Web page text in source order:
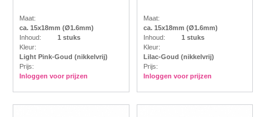
Maat:
ca. 15x18mm (Ø1.6mm)
Inhoud:
1 stuks
Kleur:
Light Pink-Goud (nikkelvrij)
Prijs:
Inloggen voor prijzen
Maat:
ca. 15x18mm (Ø1.6mm)
Inhoud:
1 stuks
Kleur:
Lilac-Goud (nikkelvrij)
Prijs:
Inloggen voor prijzen